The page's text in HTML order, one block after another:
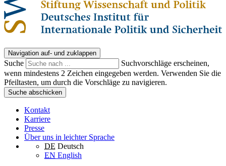
Navigation auf- und zuklappen
Suche
Suchvorschläge erscheinen,
wenn mindestens 2 Zeichen eingegeben werden. Verwenden Sie die
Pfeiltasten, um durch die Vorschläge zu navigieren.
Suche abschicken
Kontakt
Karriere
Presse
Über uns in leichter Sprache
DE Deutsch
EN English